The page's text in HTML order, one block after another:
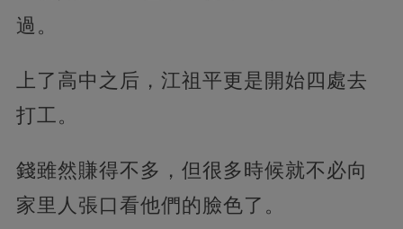
過。
上了高中之后，江祖平更是開始四處去
打工。
錢雖然賺得不多，但很多時候就不必向
家里人張口看他們的臉色了。